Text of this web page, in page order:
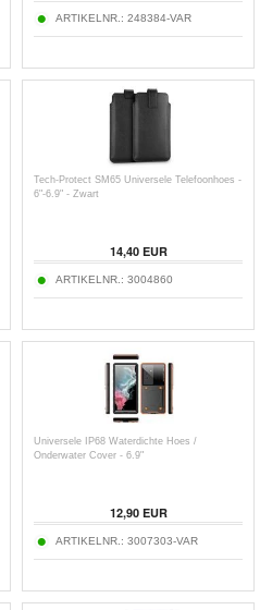
ARTIKELNR.: 248384-VAR
Tech-Protect SM65 Universele Telefoonhoes -
6"-6.9" - Zwart
14,40EUR
ARTIKELNR.: 3004860
Universele IP68 Waterdichte Hoes /
Onderwater Cover - 6.9"
12,90EUR
ARTIKELNR.: 3007303-VAR